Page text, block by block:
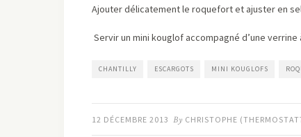
Ajouter délicatement le roquefort et ajuster en
Servir un mini kouglof accompagné d’une
CHANTILLY ESCARGOTS MINI KOUGLOFS
12 DÉCEMBRE 2013 By CHRISTOPHE